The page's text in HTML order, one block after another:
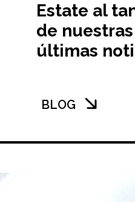
Estate al
de nuestras
últimas
BLOG